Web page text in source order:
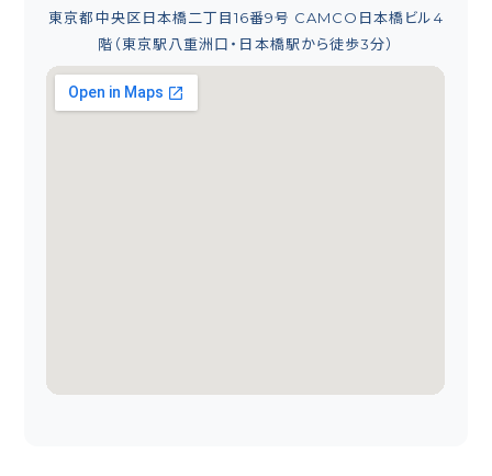
東京都中央区日本橋二丁目16番9号 CAMCO日本橋ビル4
階（東京駅八重洲口・日本橋駅から徒歩3分）